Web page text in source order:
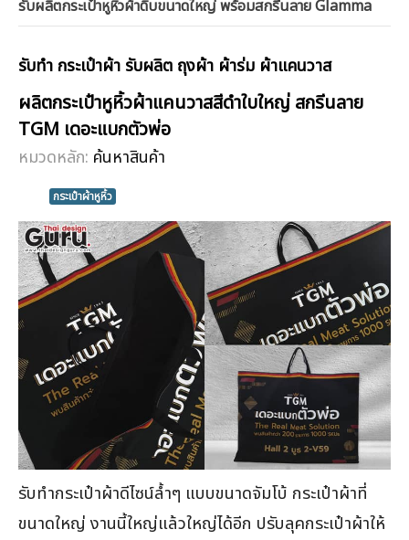
รับผลิตกระเป๋าหูหิ้วผ้าดิบขนาดใหญ่ พร้อมสกรีนลาย Glamma
รับทำ กระเป๋าผ้า รับผลิต ถุงผ้า ผ้าร่ม ผ้าแคนวาส
ผลิตกระเป๋าหูหิ้วผ้าแคนวาสสีดำใบใหญ่ สกรีนลาย
TGM เดอะแบกตัวพ่อ
หมวดหลัก: ค้นหาสินค้า
กระเป๋าผ้าหูหิ้ว
รับทำกระเป๋าผ้าดีไซน์ล้ำๆ แบบขนาดจัมโบ้ กระเป๋าผ้าที่
ขนาดใหญ่ งานนี้ใหญ่แล้วใหญ่ได้อีก ปรับลุคกระเป๋าผ้าให้